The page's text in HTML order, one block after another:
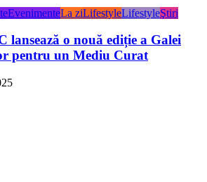
EvenimenteLa ziLifestyleLifestyleŞtiri
lansează o nouă ediție a Galei
pentru un Mediu Curat